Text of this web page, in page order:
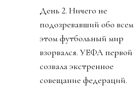
День 2. Ничего не
подозревавший обо всем
этом футбольный мир
взорвался. УЕФА первой
созвала экстренное
совещание федераций.